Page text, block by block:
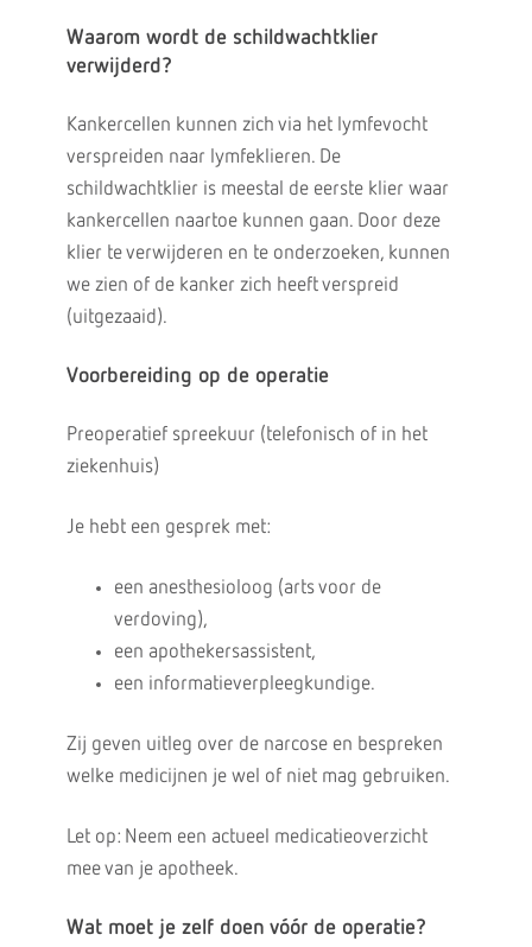
Waarom wordt de schildwachtklier
verwijderd?
Kankercellen kunnen zich via het lymfevocht
verspreiden naar lymfeklieren. De
schildwachtklier is meestal de eerste klier waar
kankercellen naartoe kunnen gaan. Door deze
klier te verwijderen en te onderzoeken, kunnen
we zien of de kanker zich heeft verspreid
(uitgezaaid).
Voorbereiding op de operatie
Preoperatief spreekuur (telefonisch of in het
ziekenhuis)
Je hebt een gesprek met:
een anesthesioloog (arts voor de
verdoving),
een apothekersassistent,
een informatieverpleegkundige.
Zij geven uitleg over de narcose en bespreken
welke medicijnen je wel of niet mag gebruiken.
Let op: Neem een actueel medicatieoverzicht
mee van je apotheek.
Wat moet je zelf doen vóór de operatie?